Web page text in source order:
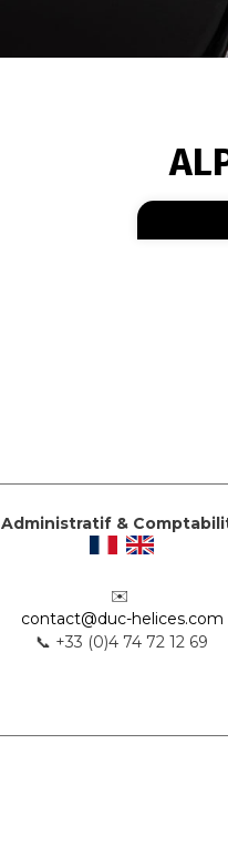
Administratif &
✉️
contact@duc-helices.com
📞 +33 (0)4 74 72 12 69